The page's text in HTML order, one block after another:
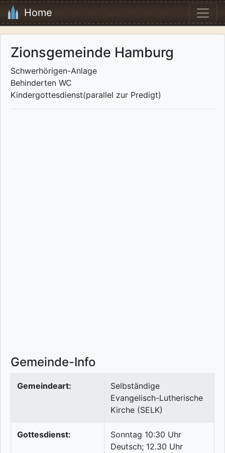
Home
Zionsgemeinde Hamburg
Schwerhörigen-Anlage
Behinderten WC
Kindergottesdienst(parallel zur Predigt)
Gemeinde-Info
Gemeindeart:
Selbständige
Evangelisch-Lutherische
Kirche (SELK)
Gottesdienst:
Sonntag 10:30 Uhr
Deutsch; 12.30 Uhr